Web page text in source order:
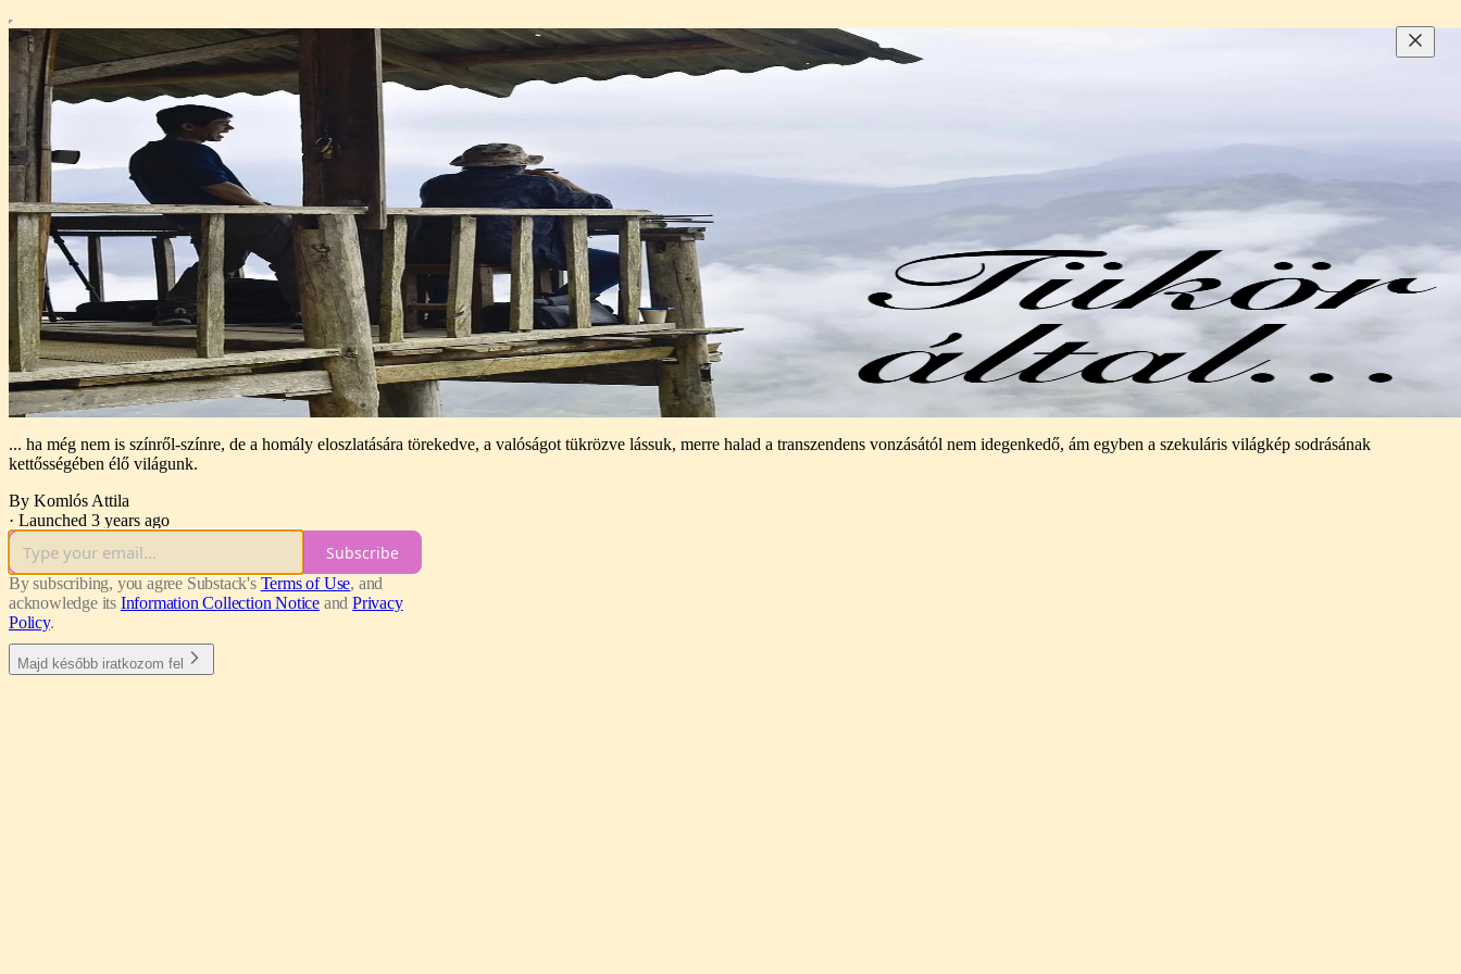
... ha még nem is színről-színre, de a homály eloszlatására törekedve, a valóságot tükrözve lássuk, merre halad a transzendens vonzásától nem idegenkedő, ám egyben a szekuláris világkép sodrásának
kettősségében élő világunk.
By Komlós Attila
· Launched 3 years ago
Subscribe
By subscribing, you agree Substack's Terms of Use, and
acknowledge its Information Collection Notice and Privacy
Policy.
Majd később iratkozom fel